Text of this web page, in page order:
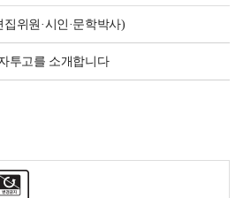
집위원·시인·문학박사)
투고를 소개합니다